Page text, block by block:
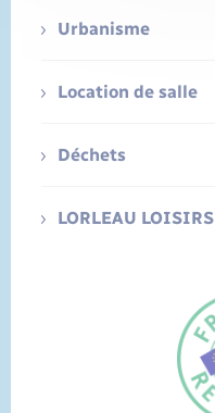
Urbanisme
Location de salle
Déchets
LORLEAU LOISIRS